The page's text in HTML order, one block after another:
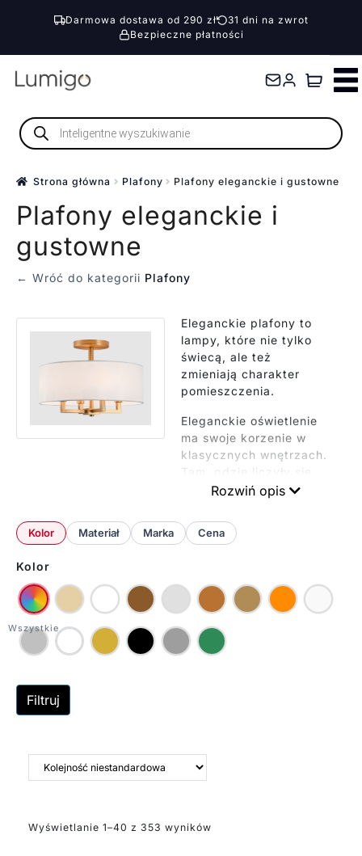
Darmowa dostawa od 290 zł
31 dni na zwrot
Bezpieczne płatności
Przejdź
nawigacji
Przejdź
treściWyszukiwarka
produktów
Strona główna Plafony Plafony eleganckie i gustowne
Plafony eleganckie i
gustowne
← Wróć do kategorii Plafony
Eleganckie plafony to
lampy, które nie tylko
świecą, ale też
zmieniają charakter
pomieszczenia.
Eleganckie oświetlenie
ma swoje korzenie w
klasycznych wnętrzach.
Tam, gdzie liczyły się
dobre materiały i
Nie chodzi o przepych,
ale o subtelność.
plafony to m.in.:
kryształ, szlachetne
metale, wysokiej jakości
szkło.
Eleganckie oświetlenie
to już konkretny styl,
Rozwiń opis
Kolor Materiał Marka Cena
Kolor
Filtruj
Wyświetlanie 1–40 z 353 wyników